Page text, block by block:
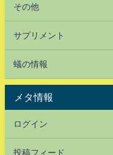
その他
サプリメント
蟻の情報
メタ情報
ログイン
投稿フィード